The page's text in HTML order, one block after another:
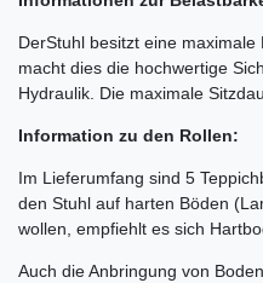
DerStuhl besitzt eine
macht dies die hochwertige
Hydraulik. Die maximale
Information zu den Rollen:
Im Lieferumfang sind 5
den Stuhl auf harten Böden
wollen, empfiehlt es sich
Auch die Anbringung von